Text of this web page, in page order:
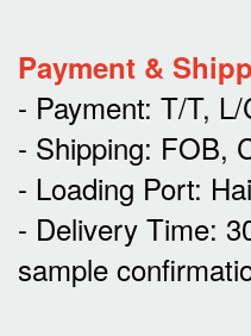
Payment &
- Payment: T/T, L/
- Shipping: FOB,
- Loading Port:
- Delivery Time:
sample